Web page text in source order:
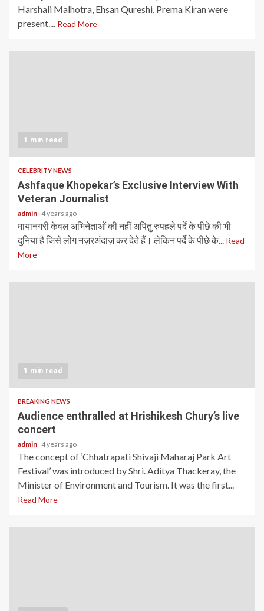
Harshali Malhotra, Ehsan Qureshi, Prema Kiran were
present.... Read More
1 min read
CELEBRITY NEWS
Ashfaque Khopekar’s Exclusive Interview With
Veteran Journalist
admin 4 years ago
मायानगरी केवल अभिनेताओं की नहीं अपितु रुपहले पर्दे के पीछे की भी
दुनिया है जिसे लोग नज़रअंदाज़ कर देते हैं। लेकिन पर्दे के पीछे के... Read
More
1 min read
BREAKING NEWS
Audience enthralled at Hrishikesh Chury’s live
concert
admin 4 years ago
The concept of ‘Chhatrapati Shivaji Maharaj Park Art
Festival’ was introduced by Shri. Aditya Thackeray, the
Minister of Environment and Tourism. It was the first...
Read More